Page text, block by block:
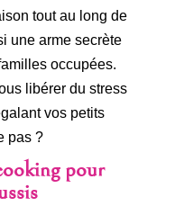
tout au long de
une arme secrète
occupées.
libérer du stress
vos petits
pas ?
pour